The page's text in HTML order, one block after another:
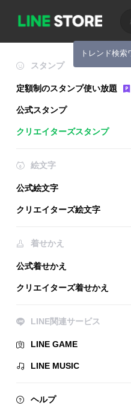
トレンド検
スタンプ
定額制のスタンプ使い放題
公式スタンプ
クリエイターズスタンプ
絵文字
公式絵文字
クリエイターズ絵文字
着せかえ
公式着せかえ
クリエイターズ着せかえ
LINE関連サービス
LINE GAME
LINE MUSIC
ヘルプ